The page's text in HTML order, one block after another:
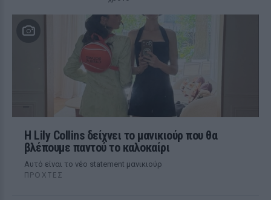
Η Lily Collins δείχνει το μανικιούρ που θα
βλέπουμε παντού το καλοκαίρι
Αυτό είναι το νέο statement μανικιούρ
ΠΡΟΧΤΈΣ